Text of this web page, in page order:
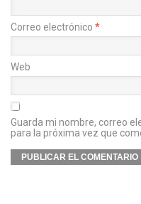
Correo electrónico *
Web
Guarda mi nombre, correo
para la próxima vez que